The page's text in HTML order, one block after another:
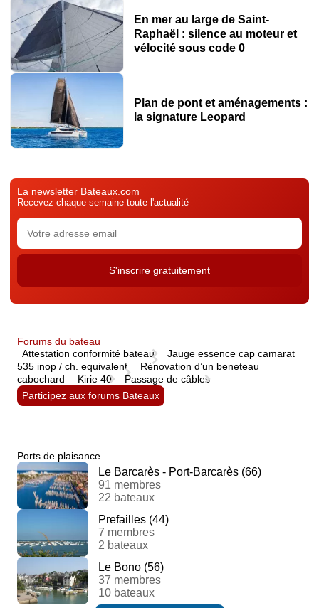
En mer au large de Saint-
Raphaël : silence au moteur et
vélocité sous code 0
Plan de pont et aménagements :
la signature Leopard
La newsletter Bateaux.com
Recevez chaque semaine toute l'actualité
Forums du bateau
Attestation conformité bateau
Jauge essence cap camarat
535 inop / ch. equivalent
Rénovation d’un beneteau
cabochard
Kirie 40
Passage de câbles
Participez aux forums Bateaux
Ports de plaisance
Le Barcarès - Port-Barcarès (66)
91 membres
22 bateaux
Prefailles (44)
7 membres
2 bateaux
Le Bono (56)
37 membres
10 bateaux